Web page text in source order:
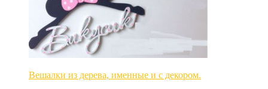
Вешалки из дерева, именные и с декором.